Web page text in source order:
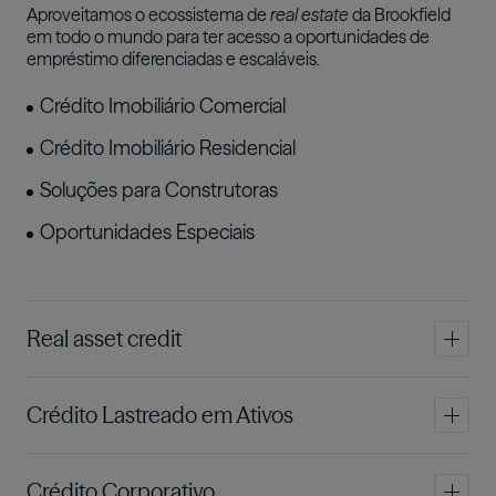
Aproveitamos o ecossistema de real estateda Brookfield
em todo o mundo para ter acesso a oportunidades de
empréstimo diferenciadas e escaláveis.
Crédito Imobiliário Comercial
Crédito Imobiliário Residencial
Soluções para Construtoras
Oportunidades Especiais
Real asset credit
Crédito Lastreado em Ativos